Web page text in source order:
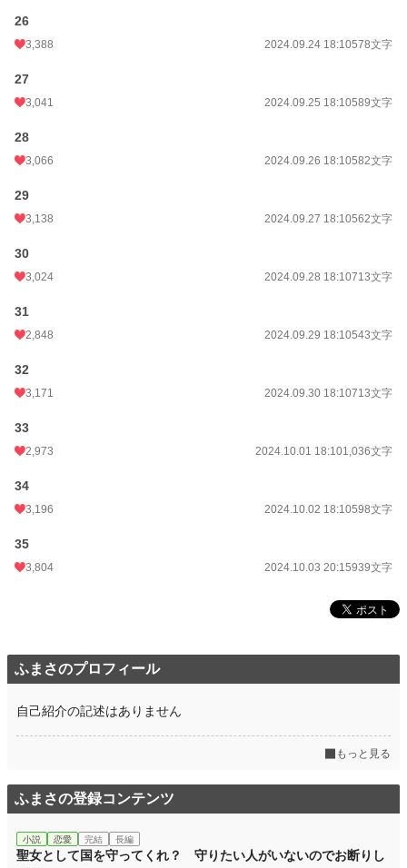
26
3,388 2024.09.24 18:10578文字
27
3,041 2024.09.25 18:10589文字
28
3,066 2024.09.26 18:10582文字
29
3,138 2024.09.27 18:10562文字
30
3,024 2024.09.28 18:10713文字
31
2,848 2024.09.29 18:10543文字
32
3,171 2024.09.30 18:10713文字
33
2,973 2024.10.01 18:101,036文字
34
3,196 2024.10.02 18:10598文字
35
3,804 2024.10.03 20:15939文字
ふまさのプロフィール
自己紹介の記述はありません
もっと見る
ふまさの登録コンテンツ
小説 恋愛 完結 長編
聖女として国を守ってくれ？ 守りたい人がいないのでお断りし